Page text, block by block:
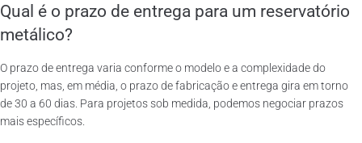
Qual é o prazo de entrega para um reservatório
metálico?
O prazo de entrega varia conforme o modelo e a complexidade do
projeto, mas, em média, o prazo de fabricação e entrega gira em torno
de 30 a 60 dias. Para projetos sob medida, podemos negociar prazos
mais específicos.